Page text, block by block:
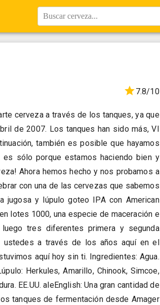
Buscar cerveza...
7.8/10
cerveza a través de los tanques, ya que
de 2007. Los tanques han sido más, VI
también es posible que hayamos
sólo porque estamos haciendo bien y
Ahora hemos hecho y nos probamos a
con una de las cervezas que sabemos
jugosa y lúpulo goteo IPA con American
lotes 1000, una especie de maceración e
tres diferentes primera y segunda
ustedes a través de los años aquí en el
aquí hoy sin ti. Ingredientes: Agua.
Herkules, Amarillo, Chinook, Simcoe,
EE.UU. aleEnglish: Una gran cantidad de
tanques de fermentación desde Amager